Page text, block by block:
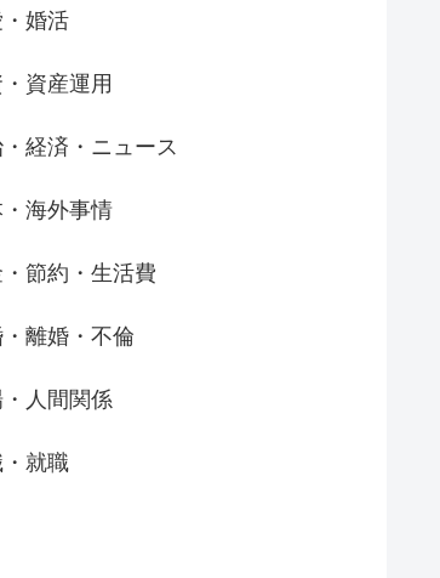
婚活
資産運用
経済・ニュース
・海外事情
節約・生活費
離婚・不倫
人間関係
就職